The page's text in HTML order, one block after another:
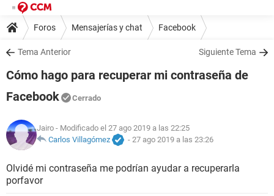
Foros Mensajerías y chat Facebook
Tema Anterior Siguiente Tema
Cómo hago para recuperar mi contraseña de
Facebook
Cerrado
Jairo - Modificado el 27 ago 2019 a las 22:25
Carlos Villagómez
- 27 ago 2019 a las 23:26
Olvidé mi contraseña me podrían ayudar a recuperarla
porfavor